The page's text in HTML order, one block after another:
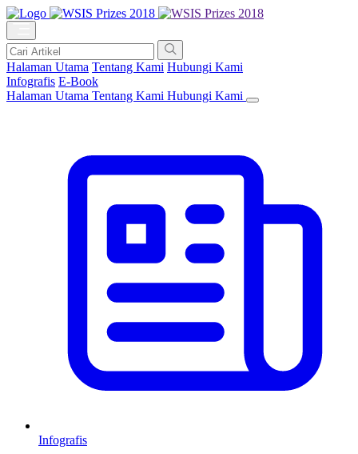
Halaman Utama Tentang Kami Hubungi Kami
Infografis E-Book
Halaman Utama Tentang Kami Hubungi Kami
Infografis